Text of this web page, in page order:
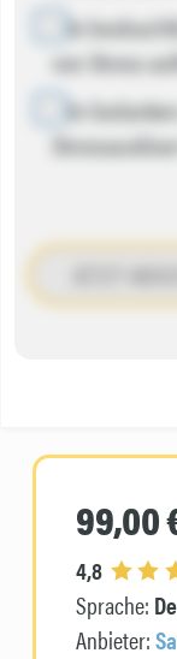
Alle
von Stress
Alle
JETZT
99,00
4,8
Sprache:
Anbieter: